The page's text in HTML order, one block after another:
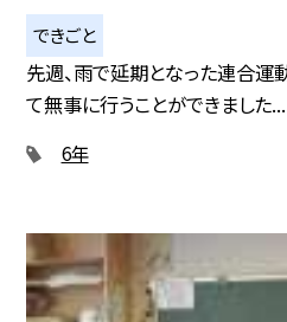
できごと
先週、雨で延期となった連合運
て無事に行うことができました...
6年